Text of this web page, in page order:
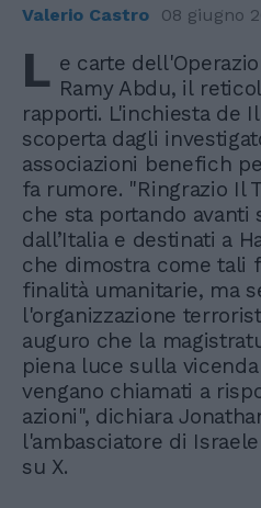
Valerio Castro 08 giugno
L e carte
Ramy Abdu, il
rapporti. L'inchiesta de
scoperta dagli
associazioni benefich
fa rumore. "Ringrazio Il
che sta portando
dall’Italia e destinati a
che dimostra come tali
finalità umanitarie, ma
l'organizzazione
auguro che la
piena luce sulla
vengano chiamati a
azioni", dichiara
l'ambasciatore di
su X.